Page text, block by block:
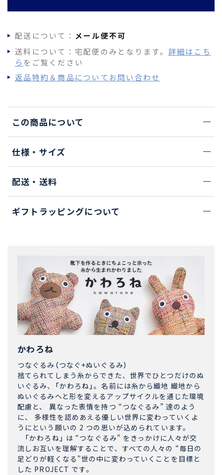
配送について： メール便不可
送料について：宅配便のみとなります。 詳細はこち
ら をご覧ください
返品特約＆商品についてお問い合わせ
この商品について
仕様・サイズ
配送・送料
ギフトラッピングについて
かわろね
つなぐるみ（つなぐ+ぬいぐるみ）
捨てられてしまう糸からできた、世界でひとつだけのぬ
いぐるみ、「かわろね」。名前には糸から織地 織地から
ぬいぐるみへと形を変えるアップサイクルを通じた環境
配慮と、 異なった表情を持つ “つなぐるみ” 達のよう
に、 多様性を認めあえる優しい世界に変わっていくよ
うにという願いの 2 つの思いが込められています。
「かわろね」 は “つなぐるみ” をきっかけに人々が交
流しお互いを理解することで、すべての人々の “毎日の
足どりが軽くなる”世の中に変わっていくことを目標と
した PROJECT です。